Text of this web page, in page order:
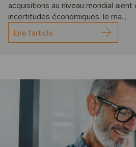
acquisitions au niveau mondial
incertitudes économiques, le ma...
Lire l'article